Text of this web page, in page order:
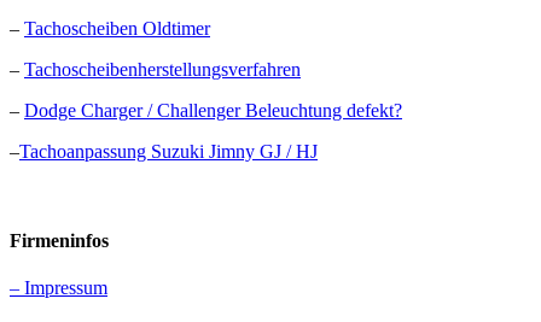
– Tachoscheiben Oldtimer
– Tachoscheibenherstellungsverfahren
– Dodge Charger / Challenger Beleuchtung defekt?
–Tachoanpassung Suzuki Jimny GJ / HJ
Firmeninfos
– Impressum